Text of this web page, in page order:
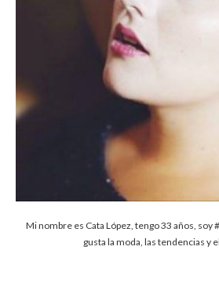
Mi nombre es Cata López, tengo 33 años, soy
gusta la moda, las tendencias y